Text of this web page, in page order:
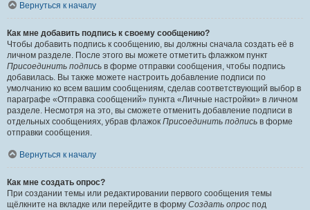
Вернуться к началу
Как мне добавить подпись к своему сообщению?
Чтобы добавить подпись к сообщению, вы должны сначала создать её в
личном разделе. После этого вы можете отметить флажком пункт
Присоединить подпись в форме отправки сообщения, чтобы подпись
добавилась. Вы также можете настроить добавление подписи по
умолчанию ко всем вашим сообщениям, сделав соответствующий выбор в
параграфе «Отправка сообщений» пункта «Личные настройки» в личном
разделе. Несмотря на это, вы сможете отменить добавление подписи в
отдельных сообщениях, убрав флажок Присоединить подпись в форме
отправки сообщения.
Вернуться к началу
Как мне создать опрос?
При создании темы или редактировании первого сообщения темы
щёлкните на вкладке или перейдите в форму Создать опрос под